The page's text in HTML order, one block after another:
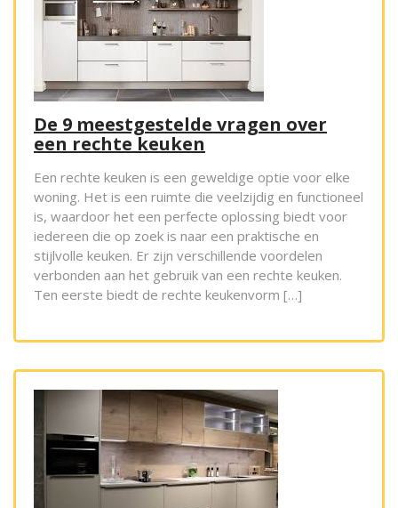
De 9 meestgestelde vragen over
een rechte keuken
Een rechte keuken is een geweldige optie voor elke
woning. Het is een ruimte die veelzijdig en functioneel
is, waardoor het een perfecte oplossing biedt voor
iedereen die op zoek is naar een praktische en
stijlvolle keuken. Er zijn verschillende voordelen
verbonden aan het gebruik van een rechte keuken.
Ten eerste biedt de rechte keukenvorm […]